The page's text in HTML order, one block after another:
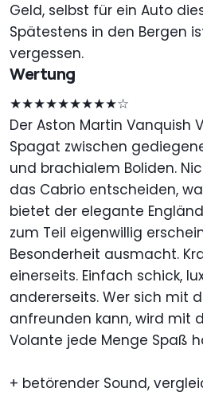
Geld, selbst für ein Auto
Spätestens in den Bergen
vergessen.
Wertung
★★★★★★★★★☆
Der Aston Martin Vanquish
Spagat zwischen
und brachialem Boliden.
das Cabrio entscheiden,
bietet der elegante
zum Teil eigenwillig
Besonderheit ausmacht.
einerseits. Einfach schick,
andererseits. Wer sich mit
anfreunden kann, wird mit
Volante jede Menge Spaß
+ betörender Sound,